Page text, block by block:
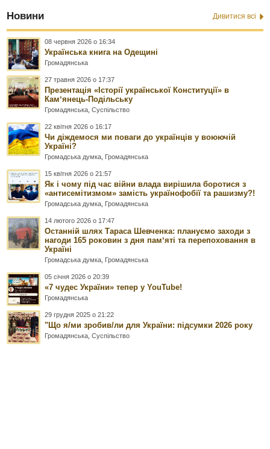
Новини Дивитися всі
08 червня 2026 о 16:34
Українська книга на Одещині
Громадянська
27 травня 2026 о 17:37
Презентація «Історії української Конституції» в
Камʼянець-Подільську
Громадянська,Суспільство
22 квітня 2026 о 16:17
Чи діждемося ми поваги до українців у воюючій
Україні?
Громадська думка, Громадянська
15 квітня 2026 о 21:57
Як і чому під час війни влада вирішила боротися з
«антисемітизмом» замість українофобії та рашизму?!
Громадська думка, Громадянська
14 лютого 2026 о 17:47
Останній шлях Тараса Шевченка: плануємо заходи з
нагоди 165 роковин з дня памʼяті та перепоховання в
Україні
Громадська думка, Громадянська
05 січня 2026 о 20:39
«7 чудес України» тепер у YouTube!
Громадянська
29 грудня 2025 о 21:22
"Що я/ми зробив/ли для України: підсумки 2026 року
Громадянська,Суспільство